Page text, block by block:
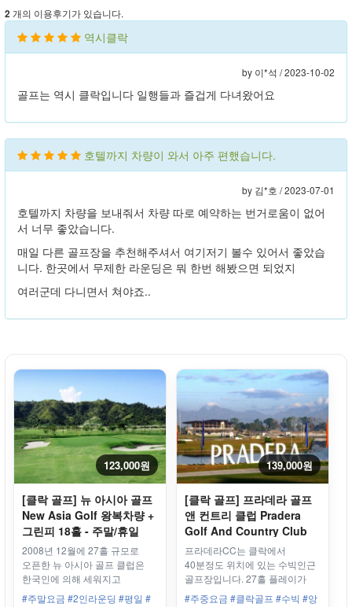
2 개의 이용후기가 있습니다.
역시클락
by 이*석 /2023-10-02
골프는 역시 클락입니다 일행들과 즐겁게 다녀왔어요
호텔까지 차량이 와서 아주 편했습니다.
by 김*호 /2023-07-01
호텔까지 차량을 보내줘서 차량 따로 예약하는 번거로움이 없어
서 너무 좋았습니다.
매일 다른 골프장을 추천해주셔서 여기저기 볼수 있어서 좋았습
니다. 한곳에서 무제한 라운딩은 뭐 한번 해봤으면 되었지
여러군데 다니면서 쳐야죠..
123,000원
[클락 골프] 뉴 아시아 골프
New Asia Golf 왕복차량 +
그린피 18홀 - 주말/휴일
2008년 12월에 27홀 규모로
오픈한 뉴 아시아 골프 클럽은
한국인에 의해 세워지고
한국인에 의해 운영되고
#주말요금 #2인라운딩 #평일 #
139,000원
[클락 골프] 프라데라 골프
앤 컨트리 클럽 Pradera
Golf And Country Club
왕복차량 + 그린피 바우처
18홀 - 평일/주중
프라데라CC는 클락에서
40분정도 위치에 있는 수빅인근
골프장입니다. 27홀 플레이가
가능한 골프장입니다
#주중요금 #클락골프 #수빅 #앙